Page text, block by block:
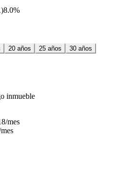
8.0%
20 años 25 años 30 años
inmueble
/mes